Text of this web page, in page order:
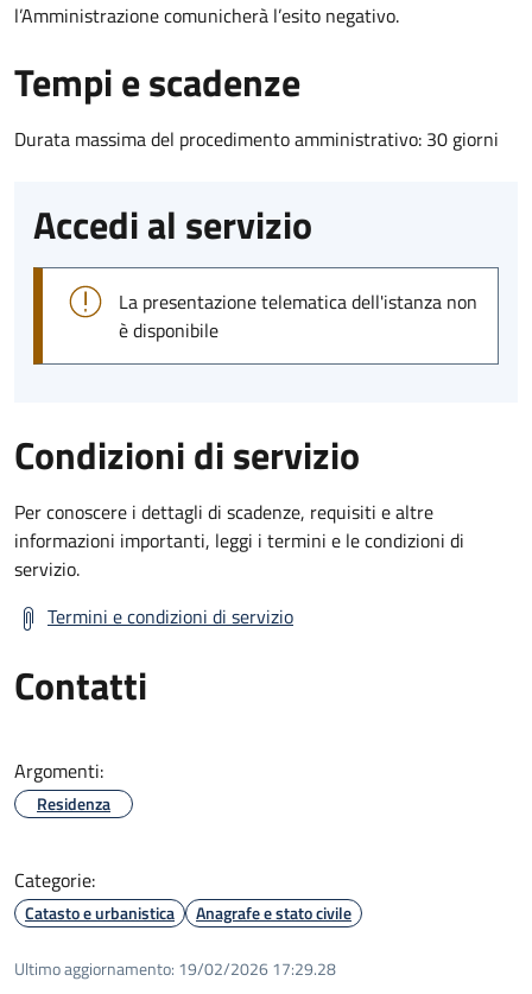
l’Amministrazione comunicherà l’esito negativo.
Tempi e scadenze
Durata massima del procedimento amministrativo: 30 giorni
Accedi al servizio
La presentazione telematica dell'istanza non
è disponibile
Condizioni di servizio
Per conoscere i dettagli di scadenze, requisiti e altre
informazioni importanti, leggi i termini e le condizioni di
servizio.
Termini e condizioni di servizio
Contatti
Argomenti:
Residenza
Categorie:
Catasto e urbanistica Anagrafe e stato civile
Ultimo aggiornamento: 19/02/2026 17:29.28